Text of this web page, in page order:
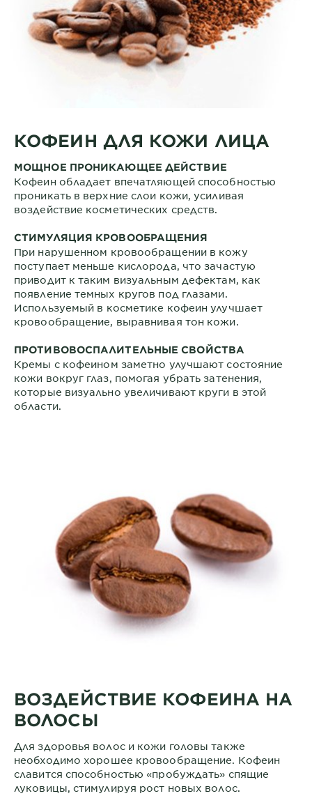
КОФЕИН ДЛЯ КОЖИ ЛИЦА
МОЩНОЕ ПРОНИКАЮЩЕЕ ДЕЙСТВИЕ
Кофеин обладает впечатляющей способностью
проникать в верхние слои кожи, усиливая
воздействие косметических средств.
СТИМУЛЯЦИЯ КРОВООБРАЩЕНИЯ
При нарушенном кровообращении в кожу
поступает меньше кислорода, что зачастую
приводит к таким визуальным дефектам, как
появление темных кругов под глазами.
Используемый в косметике кофеин улучшает
кровообращение, выравнивая тон кожи.
ПРОТИВОВОСПАЛИТЕЛЬНЫЕ СВОЙСТВА
Кремы с кофеином заметно улучшают состояние
кожи вокруг глаз, помогая убрать затенения,
которые визуально увеличивают круги в этой
области.
ВОЗДЕЙСТВИЕ КОФЕИНА НА
ВОЛОСЫ
Для здоровья волос и кожи головы также
необходимо хорошее кровообращение. Кофеин
славится способностью «пробуждать» спящие
луковицы, стимулируя рост новых волос.